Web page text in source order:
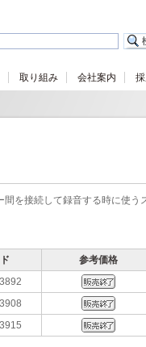
取り組み 会社案内
を接続して録音する時に使う
参考価格